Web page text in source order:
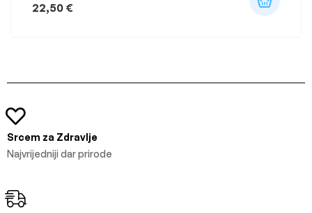
22,50 €
Srcem za Zdravlje
Najvrijedniji dar prirode